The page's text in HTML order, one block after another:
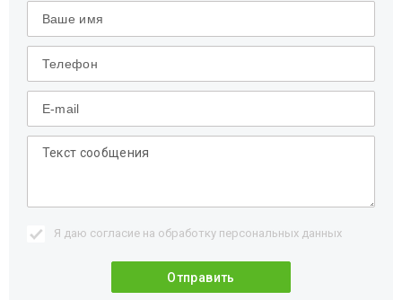
Я даю согласие на обработку персональных данных